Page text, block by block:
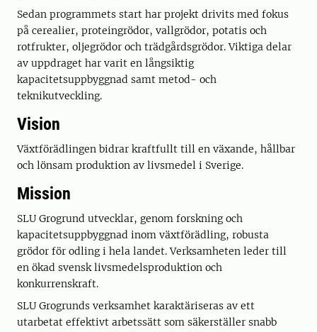
Sedan programmets start har projekt drivits med fokus
på cerealier, proteingrödor, vallgrödor, potatis och
rotfrukter, oljegrödor och trädgårdsgrödor. Viktiga delar
av uppdraget har varit en långsiktig
kapacitetsuppbyggnad samt metod- och
teknikutveckling.
Vision
Växtförädlingen bidrar kraftfullt till en växande, hållbar
och lönsam produktion av livsmedel i Sverige.
Mission
SLU Grogrund utvecklar, genom forskning och
kapacitetsuppbyggnad inom växtförädling, robusta
grödor för odling i hela landet. Verksamheten leder till
en ökad svensk livsmedelsproduktion och
konkurrenskraft.
SLU Grogrunds verksamhet karaktäriseras av ett
utarbetat effektivt arbetssätt som säkerställer snabb